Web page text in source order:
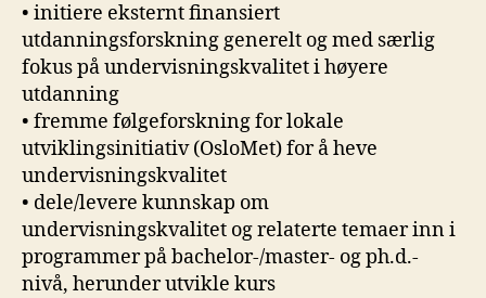
• initiere eksternt finansiert
utdanningsforskning generelt og med særlig
fokus på undervisningskvalitet i høyere
utdanning
• fremme følgeforskning for lokale
utviklingsinitiativ (OsloMet) for å heve
undervisningskvalitet
• dele/levere kunnskap om
undervisningskvalitet og relaterte temaer inn i
programmer på bachelor-/master- og ph.d.-
nivå, herunder utvikle kurs